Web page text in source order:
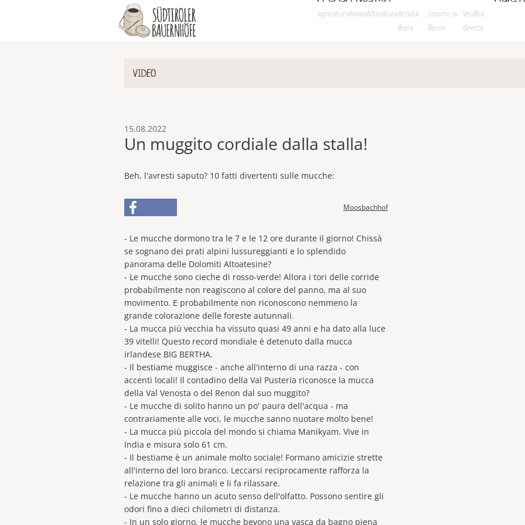
agricolturaAnimaliViticolturaAttività
libera
Intorno al
Renon
Vendita
diretta
VIDEO
15.08.2022
Un muggito cordiale dalla stalla!
Beh, l'avresti saputo? 10 fatti divertenti sulle mucche:
Moosbachhof
- Le mucche dormono tra le 7 e le 12 ore durante il giorno! Chissà
se sognano dei prati alpini lussureggianti e lo splendido
panorama delle Dolomiti Altoatesine?
- Le mucche sono cieche di rosso-verde! Allora i tori delle corride
probabilmente non reagiscono al colore del panno, ma al suo
movimento. E probabilmente non riconoscono nemmeno la
grande colorazione delle foreste autunnali.
- La mucca più vecchia ha vissuto quasi 49 anni e ha dato alla luce
39 vitelli! Questo record mondiale è detenuto dalla mucca
irlandese BIG BERTHA.
- Il bestiame muggisce - anche all'interno di una razza - con
accenti locali! Il contadino della Val Pusteria riconosce la mucca
della Val Venosta o del Renon dal suo muggito?
- Le mucche di solito hanno un po' paura dell'acqua - ma
contrariamente alle voci, le mucche sanno nuotare molto bene!
- La mucca più piccola del mondo si chiama Manikyam. Vive in
India e misura solo 61 cm.
- Il bestiame è un animale molto sociale! Formano amicizie strette
all'interno del loro branco. Leccarsi reciprocamente rafforza la
relazione tra gli animali e li fa rilassare.
- Le mucche hanno un acuto senso dell'olfatto. Possono sentire gli
odori fino a dieci chilometri di distanza.
- In un solo giorno, le mucche bevono una vasca da bagno piena